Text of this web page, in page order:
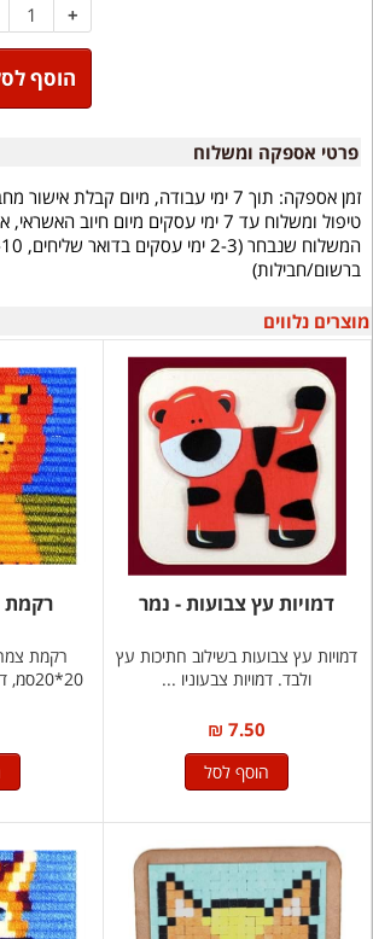
+
הוסף
פרטי אספקה ומשלוח
זמן אספקה: תוך 7 ימי עבודה, מיום קבלת אישור מחברת האשראי
טיפול ומשלוח עד 7 ימי עסקים מיום חיוב
ברשום/חבילות)
מוצרים נלווים
דמויות עץ צבועות - נמר
דמויות עץ צבועות בשילוב חתיכות עץ
ולבד. דמויות צבעוניו ...
7.50 ₪
הוסף לסל
רקמת
רקמת
20*20סמ, דגם: אריה. הקיט מכ ...